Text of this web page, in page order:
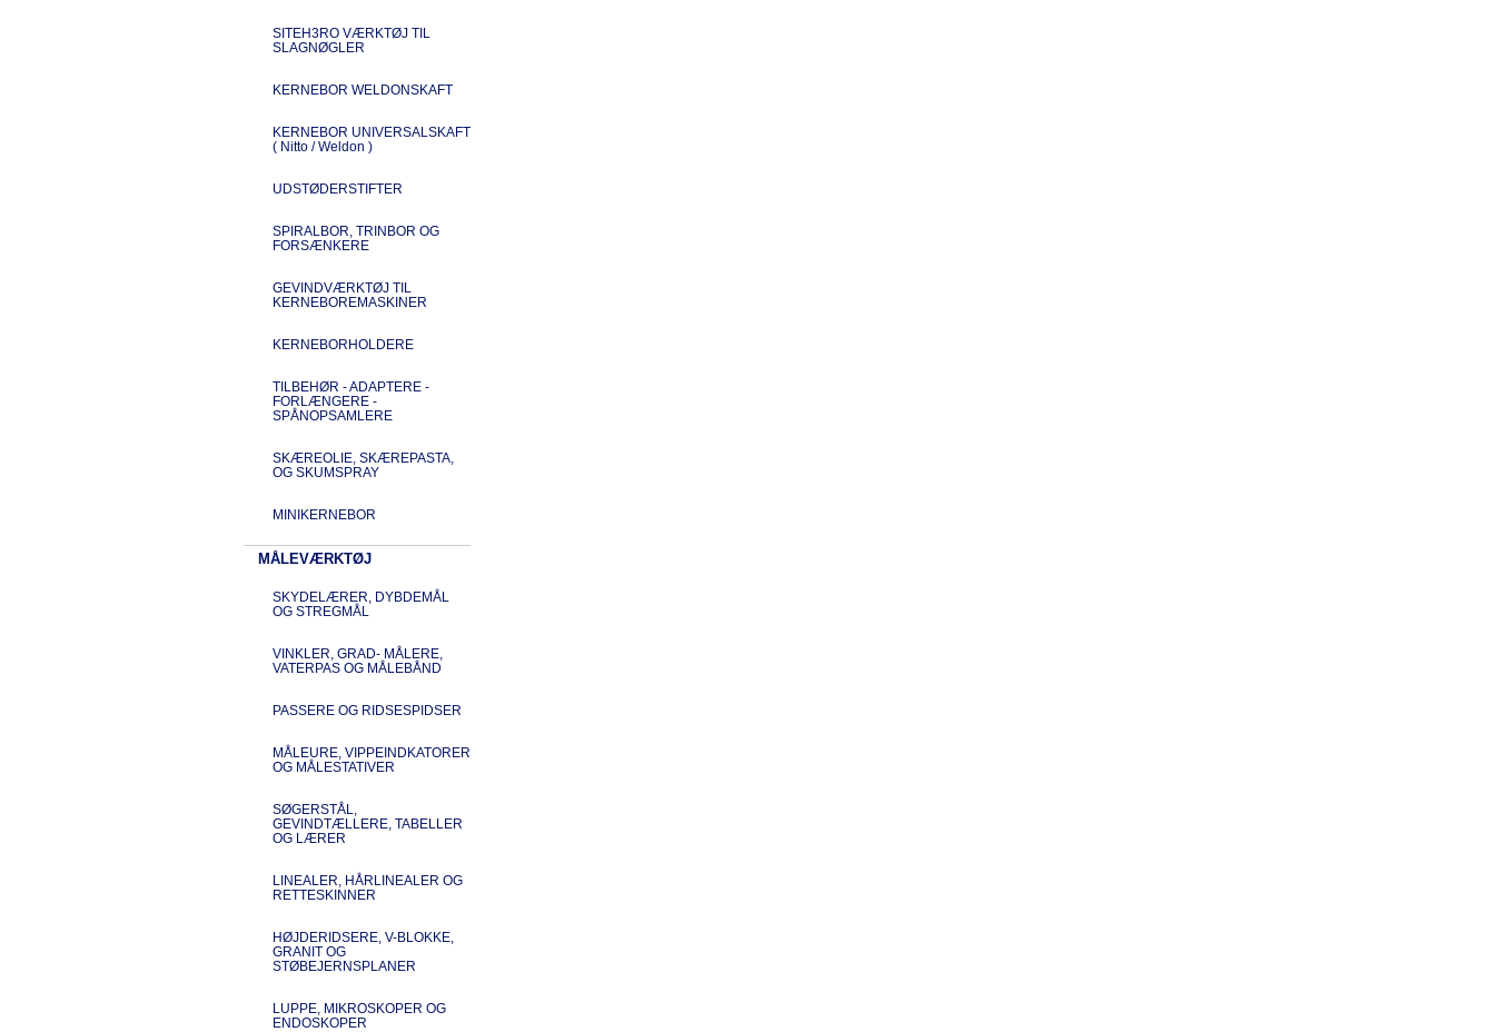
SITEH3RO VÆRKTØJ TIL
SLAGNØGLER
KERNEBOR WELDONSKAFT
KERNEBOR UNIVERSALSKAFT
( Nitto / Weldon )
UDSTØDERSTIFTER
SPIRALBOR, TRINBOR OG
FORSÆNKERE
GEVINDVÆRKTØJ TIL
KERNEBOREMASKINER
KERNEBORHOLDERE
TILBEHØR - ADAPTERE -
FORLÆNGERE -
SPÅNOPSAMLERE
SKÆREOLIE, SKÆREPASTA,
OG SKUMSPRAY
MINIKERNEBOR
MÅLEVÆRKTØJ
SKYDELÆRER, DYBDEMÅL
OG STREGMÅL
VINKLER, GRAD- MÅLERE,
VATERPAS OG MÅLEBÅND
PASSERE OG RIDSESPIDSER
MÅLEURE, VIPPEINDKATORER
OG MÅLESTATIVER
SØGERSTÅL,
GEVINDTÆLLERE, TABELLER
OG LÆRER
LINEALER, HÅRLINEALER OG
RETTESKINNER
HØJDERIDSERE, V-BLOKKE,
GRANIT OG
STØBEJERNSPLANER
LUPPE, MIKROSKOPER OG
ENDOSKOPER